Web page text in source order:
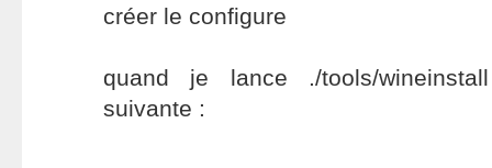
créer le configure
quand je lance ./tools/
suivante :